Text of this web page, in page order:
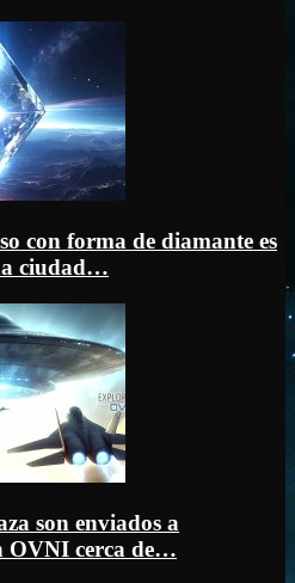
con forma de diamante es
ciudad…
son enviados a
OVNI cerca de…